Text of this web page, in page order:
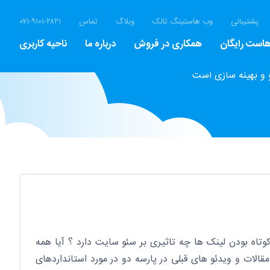
ناحیه کاربری درباره ما همکاری در فروش رایگان
۰۷۱-۹۱۰۱-۲۸۲۱ تماس وبلاگ وب هاستینگ تالک پشتیبانی
و بهینه سازی است
بودن لینک ها چه تاثیری بر سئو سایت دارد ؟ آیا همه
و ویدئو های قبلی در پارسه دو در مورد استانداردهای